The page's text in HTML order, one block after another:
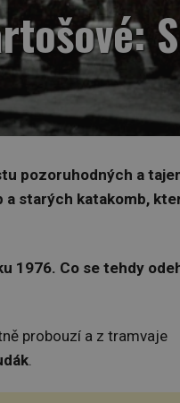
pozoruhodných a
starých katakomb,
1976. Co se tehdy
probouzí a z tramvaje